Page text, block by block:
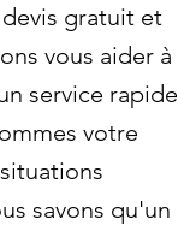
gratuit et
vous aider à
service rapide
votre
savons qu'un